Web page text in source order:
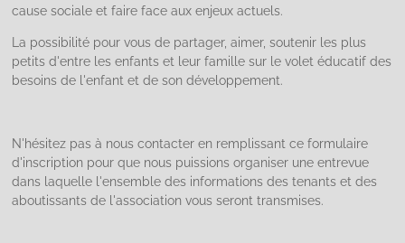
cause sociale et faire face aux enjeux actuels.
La possibilité pour vous de partager, aimer, soutenir les plus
petits d'entre les enfants et leur famille sur le volet éducatif des
besoins de l'enfant et de son développement.
N'hésitez pas à nous contacter en remplissant ce formulaire
d'inscription pour que nous puissions organiser une entrevue
dans laquelle l'ensemble des informations des tenants et des
aboutissants de l'association vous seront transmises.